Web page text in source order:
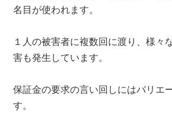
名目が使われます。
１人の被害者に複数回に渡り、様々
害も発生しています。
保証金の要求の言い回しにはバリエ
す。